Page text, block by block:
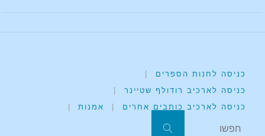
כניסה לחנות הספרים
כניסה לארכיב רודולף שטיינר
כניסה לארכיב כותבים אחרים
אמנות